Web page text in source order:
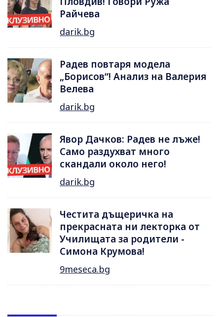
Райчева
darik.bg
Радев повтаря модела
„Борисов“! Анализ на Валерия
Велева
darik.bg
Явор Дачков: Радев не лъже!
Само раздухват много
скандали около него!
darik.bg
Честита дъщеричка на
прекрасната ни лекторка от
Училищата за родители -
Симона Крумова!
9meseca.bg